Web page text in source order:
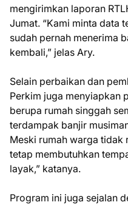
mengirimkan laporan
Jumat. “Kami minta data
sudah pernah menerima
kembali,” jelas Ary.
Selain perbaikan dan
Perkim juga menyiapkan
berupa rumah singgah
terdampak banjir
Meski rumah warga tidak
tetap membutuhkan
layak,” katanya.
Program ini juga sejalan